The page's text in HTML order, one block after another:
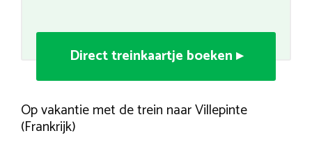
Direct treinkaartje boeken ▸
Op vakantie met de trein naar Villepinte
(Frankrijk)